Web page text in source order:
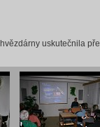
uskutečnila